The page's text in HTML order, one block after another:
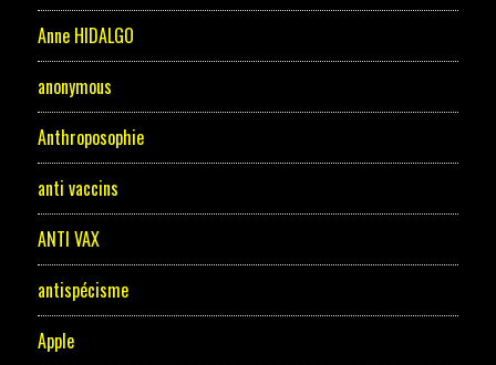
Anne HIDALGO
anonymous
Anthroposophie
anti vaccins
ANTI VAX
antispécisme
Apple